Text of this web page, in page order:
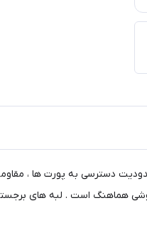
دسترسی به پورت ها ،
هماهنگ است . لبه های